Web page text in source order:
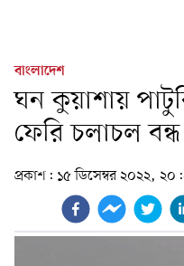
বাংলাদেশ
ঘন কুয়াশায়
ফেরি চলাচল বন্ধ
প্রকাশ: ১৫ ডিসেম্বর ২০২২,